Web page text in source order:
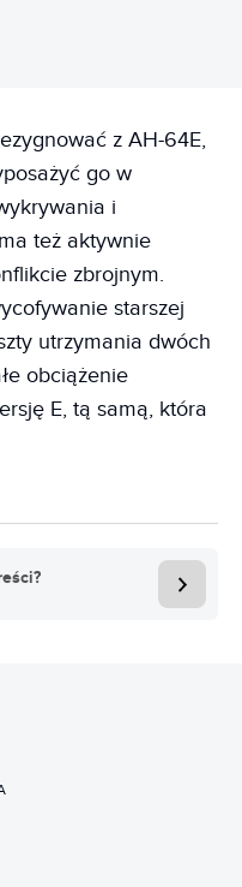
z AH-64E,
go w
i
też aktywnie
zbrojnym.
starszej
utrzymania dwóch
obciążenie
E, tą samą, która